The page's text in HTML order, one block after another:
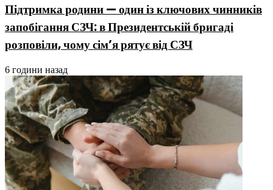
Підтримка родини — один із ключових чинників
запобігання СЗЧ: в Президентській бригаді
розповіли, чому сім’я рятує від СЗЧ
6 години назад